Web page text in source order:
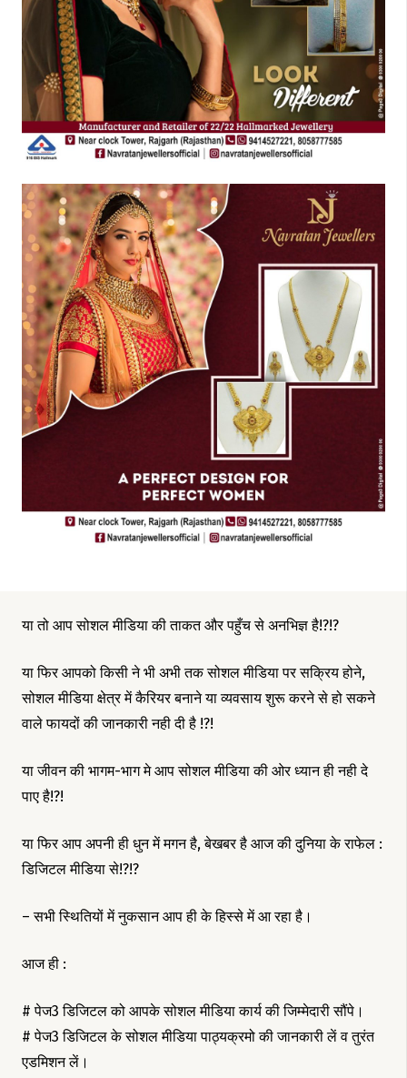
या तो आप सोशल मीडिया की ताकत और पहुँच से अनभिज्ञ है!?!?
या फिर आपको किसी ने भी अभी तक सोशल मीडिया पर सक्रिय होने,
सोशल मीडिया क्षेत्र में कैरियर बनाने या व्यवसाय शुरू करने से हो सकने
वाले फायदों की जानकारी नही दी है !?!
या जीवन की भागम-भाग मे आप सोशल मीडिया की ओर ध्यान ही नही दे
पाए है!?!
या फिर आप अपनी ही धुन में मगन है, बेखबर है आज की दुनिया के राफेल :
डिजिटल मीडिया से!?!?
– सभी स्थितियों में नुकसान आप ही के हिस्से में आ रहा है।
आज ही :
# पेज3 डिजिटल को आपके सोशल मीडिया कार्य की जिम्मेदारी सौंपे।
# पेज3 डिजिटल के सोशल मीडिया पाठ्यक्रमो की जानकारी लें व तुरंत
एडमिशन लें।